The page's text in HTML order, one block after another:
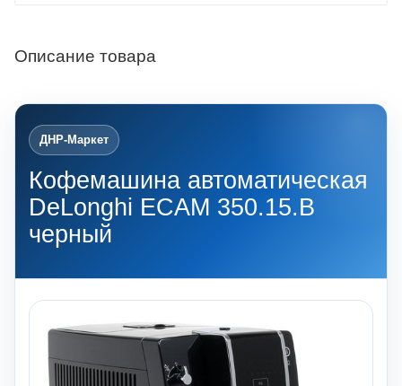
Описание товара
ДНР-Маркет
Кофемашина автоматическая
DeLonghi ECAM 350.15.B
черный